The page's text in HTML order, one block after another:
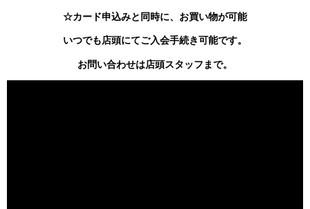
☆カード申込みと同時に、お買い物が可能
いつでも店頭にてご入会手続き可能です。
お問い合わせは店頭スタッフまで。